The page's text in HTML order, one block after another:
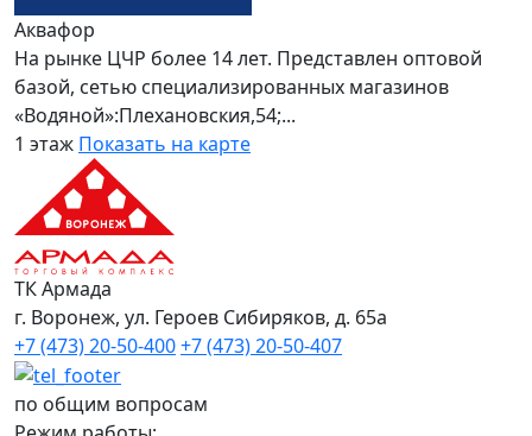
Аквафор
На рынке ЦЧР более 14 лет. Представлен оптовой
базой, сетью специализированных магазинов
«Водяной»:Плехановския,54;...
1 этаж Показать на карте
ТК Армада
г. Воронеж, ул. Героев Сибиряков, д. 65а
+7 (473) 20-50-400+7 (473) 20-50-407
по общим вопросам